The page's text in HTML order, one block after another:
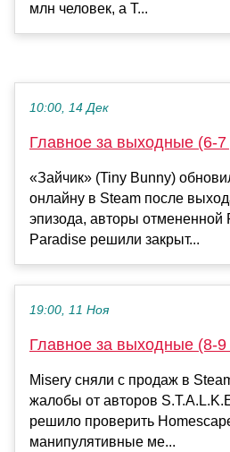
млн человек, а T...
10:00, 14 Дек
Главное за выходные (6-7
«Зайчик» (Tiny Bunny)
онлайну в Steam после
эпизода, авторы отмененной
Paradise решили закрыт...
19:00, 11 Ноя
Главное за выходные (8-9
Misery сняли с продаж в
жалобы от авторов
решило проверить
манипулятивные ме...